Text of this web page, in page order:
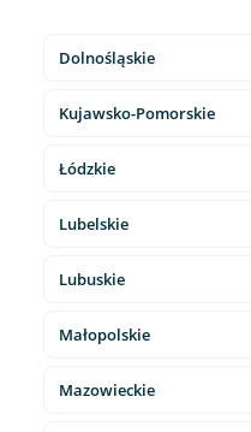
Dolnośląskie
Kujawsko-Pomorskie
Łódzkie
Lubelskie
Lubuskie
Małopolskie
Mazowieckie